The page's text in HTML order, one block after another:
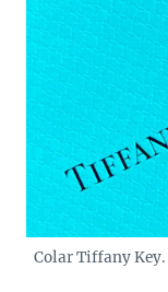
Colar Tiffany Key.